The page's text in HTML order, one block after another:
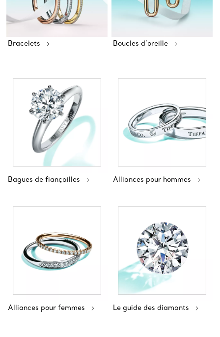
Bracelets Boucles d’oreille
Bagues de fiançailles Alliances pour hommes
Alliances pour femmes Le guide des diamants